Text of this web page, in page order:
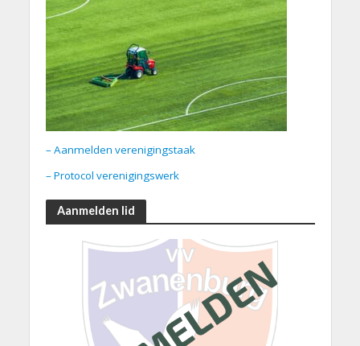
– Aanmelden verenigingstaak
– Protocol verenigingswerk
Aanmelden lid